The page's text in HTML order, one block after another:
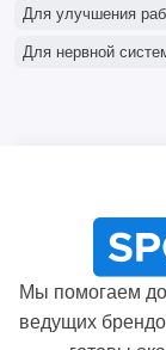
Для улучшения
Для нервной
Мы помогаем
ведущих